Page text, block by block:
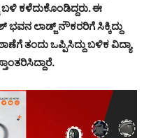
ಬಳಿ ಕಳೆದುಕೊಂಡಿದ್ದರು. ಈ
ಲಾಡ್ಜ್ ನೌಕರರಿಗೆ ಸಿಕ್ಕಿದ್ದು
ತಂದು ಒಪ್ಪಿಸಿದ್ದು ಬಳಿಕ ವಿದ್ಯಾ